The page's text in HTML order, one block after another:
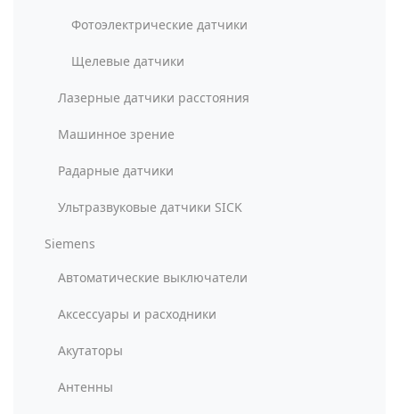
Фотоэлектрические датчики
Щелевые датчики
Лазерные датчики расстояния
Машинное зрение
Радарные датчики
Ультразвуковые датчики SICK
Siemens
Автоматические выключатели
Аксессуары и расходники
Акутаторы
Антенны